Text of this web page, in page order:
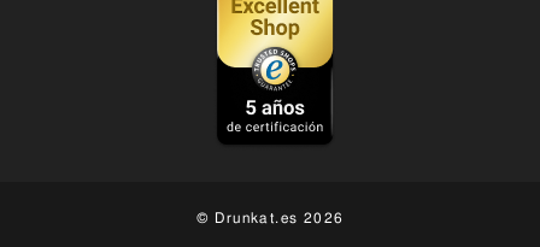
© Drunkat.es 2026